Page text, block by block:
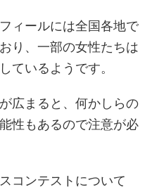
ィールには全国各地で
り、一部の女性たちは
ているようです。
広まると、何かしらの
性もあるので注意が必
コンテストについて